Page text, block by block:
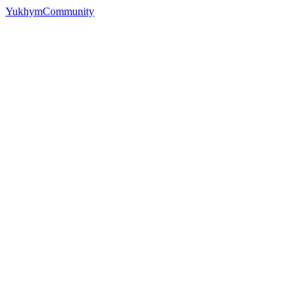
YukhymCommunity